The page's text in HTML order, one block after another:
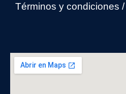
Términos y condiciones /